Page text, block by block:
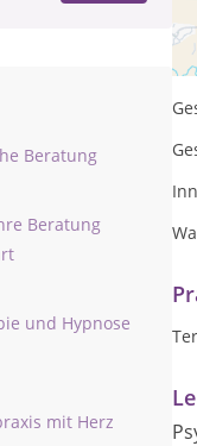
Beratung
Beratung
und Hypnose
mit Herz